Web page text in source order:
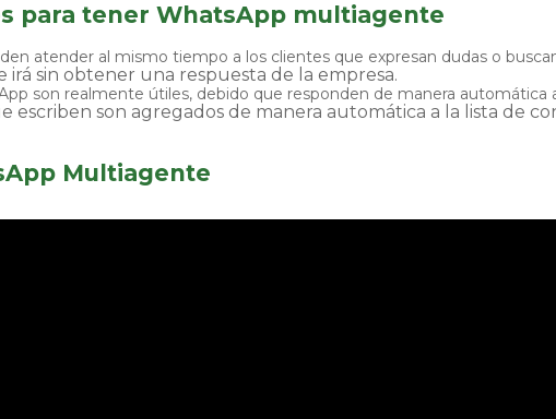
para tener WhatsApp multiagente
atender al mismo tiempo a los clientes que expresan dudas o
irá sin obtener una respuesta de la empresa.
son realmente útiles, debido que responden de manera
escriben son agregados de manera automática a la lista de
Multiagente